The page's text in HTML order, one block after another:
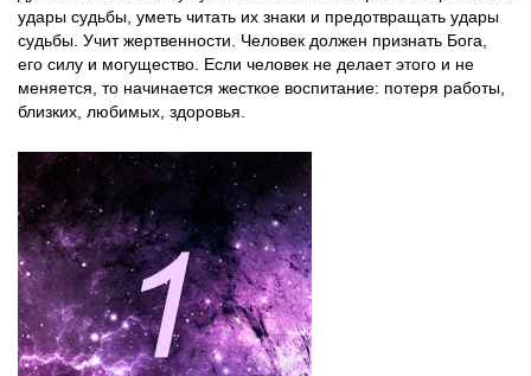
удары судьбы, уметь читать их знаки и предотвращать удары
судьбы. Учит жертвенности. Человек должен признать Бога,
его силу и могущество. Если человек не делает этого и не
меняется, то начинается жесткое воспитание: потеря работы,
близких, любимых, здоровья.